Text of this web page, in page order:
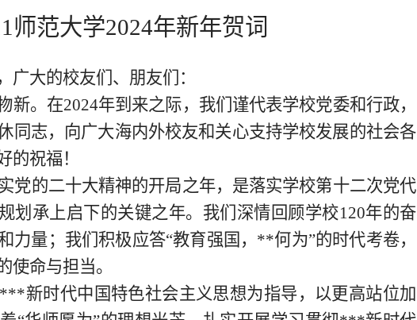
师范大学2024年新年贺词
广大的校友们、朋友们：
。在2024年到来之际，我们谨代表学校党委和行政，
同志，向广大海内外校友和关心支持学校发展的社会各
的祝福！
党的二十大精神的开局之年，是落实学校第十二次党代
划承上启下的关键之年。我们深情回顾学校120年的奋
力量；我们积极应答“教育强国，**何为”的时代考卷，
使命与担当。
新时代中国特色社会主义思想为指导，以更高站位加